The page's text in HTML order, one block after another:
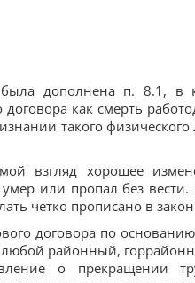
дополнена п. 8.1, в
как смерть
такого
взгляд хорошее
или пропал без
четко прописано в
договора по
районный,
о прекращении